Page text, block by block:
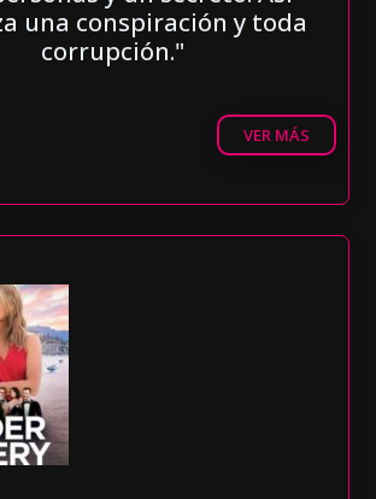
una conspiración y toda
corrupción."
VER MÁS